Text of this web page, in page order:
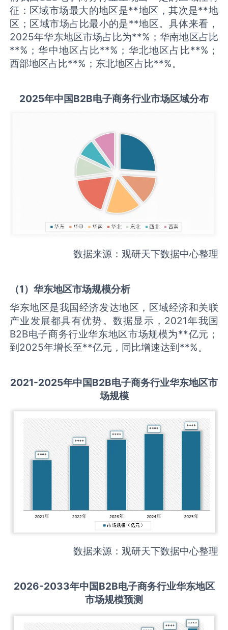
征：区域市场最大的地区是**地区，其次是**地
区；区域市场占比最小的是**地区。具体来看，
2025年华东地区市场占比为**%；华南地区占比
**%；华中地区占比**%；华北地区占比**%；
西部地区占比**%；东北地区占比**%。
2025年中国B2B电子商务行业市场区域分布
数据来源：观研天下数据中心整理
（1）华东地区市场规模分析
华东地区是我国经济发达地区，区域经济和关联
产业发展都具有优势。数据显示，2021年我国
B2B电子商务行业华东地区市场规模为**亿元；
到2025年增长至**亿元，同比增速达到**%。
2021-2025年中国B2B电子商务行业华东地区市
场规模
数据来源：观研天下数据中心整理
2026-2033年中国B2B电子商务行业华东地区
市场规模预测